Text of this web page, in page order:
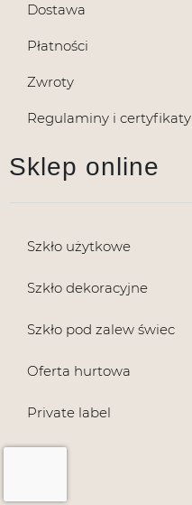
Dostawa
Płatności
Zwroty
Regulaminy i certyfikaty
Sklep online
Szkło użytkowe
Szkło dekoracyjne
Szkło pod zalew świec
Oferta hurtowa
Private label